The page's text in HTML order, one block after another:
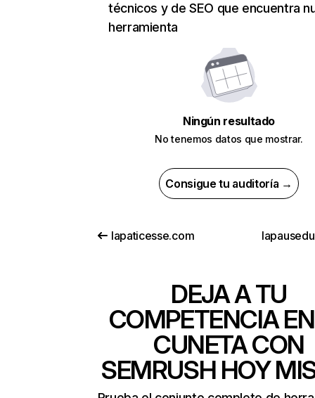
técnicos y de SEO que encuentra
herramienta
Ningún resultado
No tenemos datos que mostrar.
Consigue tu auditoría →
lapaticesse.com
DEJA A TU
COMPETENCIA
CUNETA CON
SEMRUSH HOY